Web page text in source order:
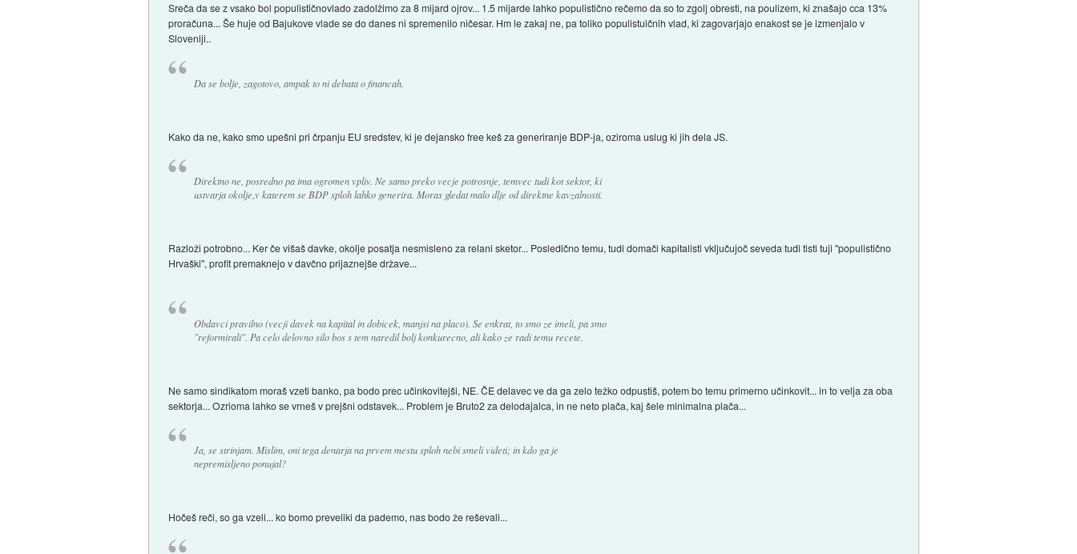
Sreča da se z vsako bol populističnovlado zadolžimo za 8 mijard ojrov... 1.5 mijarde lahko populistično rečemo da so to zgolj obresti, na poulizem, ki znašajo cca 13%
proračuna... Še huje od Bajukove vlade se do danes ni spremenilo ničesar. Hm le zakaj ne, pa toliko populistuičnih vlad, ki zagovarjajo enakost se je izmenjalo v
Sloveniji..
Da se bolje, zagotovo, ampak to ni debata o financah.
Kako da ne, kako smo upešni pri črpanju EU sredstev, ki je dejansko free keš za generiranje BDP-ja, oziroma uslug ki jih dela JS.
Direktno ne, posredno pa ima ogromen vpliv. Ne samo preko vecje potrosnje, temvec tudi kot sektor, ki
ustvarja okolje,v katerem se BDP sploh lahko generira. Moras gledat malo dlje od direktne kavzalnosti.
Razloži potrobno... Ker če višaš davke, okolje posatja nesmisleno za relani sketor... Posledično temu, tudi domači kapitalisti vključujoč seveda tudi tisti tuji "populistično
Hrvaški", profit premaknejo v davčno prijaznejše države...
Obdavci pravilno (vecji davek na kapital in dobicek, manjsi na placo). Se enkrat, to smo ze imeli, pa smo
"reformirali". Pa celo delovno silo bos s tem naredil bolj konkurecno, ali kako ze radi temu recete.
Ne samo sindikatom moraš vzeti banko, pa bodo prec učinkovitejši, NE. ČE delavec ve da ga zelo težko odpustiš, potem bo temu primerno učinkovit... in to velja za oba
sektorja... Ozrioma lahko se vrneš v prejšni odstavek... Problem je Bruto2 za delodajalca, in ne neto plača, kaj šele minimalna plača...
Ja, se strinjam. Mislim, oni tega denarja na prvem mestu sploh nebi smeli videti; in kdo ga je
nepremisljeno ponujal?
Hočeš reči, so ga vzeli... ko bomo preveliki da pademo, nas bodo že reševali...